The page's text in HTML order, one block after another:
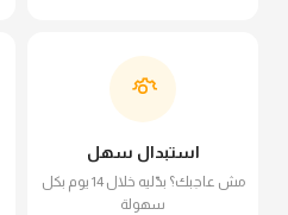
استبدال سهل
مش عاجبك؟ بدّليه خلال 14 يوم بكل
سهولة